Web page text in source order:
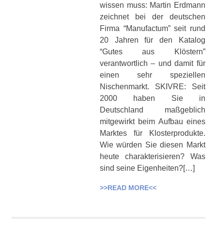
wissen muss: Martin Erdmann
zeichnet bei der deutschen
Firma “Manufactum” seit rund
20 Jahren für den Katalog
“Gutes aus Klöstern”
verantwortlich – und damit für
einen sehr speziellen
Nischenmarkt. SKIVRE: Seit
2000 haben Sie in
Deutschland maßgeblich
mitgewirkt beim Aufbau eines
Marktes für Klosterprodukte.
Wie würden Sie diesen Markt
heute charakterisieren? Was
sind seine Eigenheiten?[…]
>>READ MORE<<